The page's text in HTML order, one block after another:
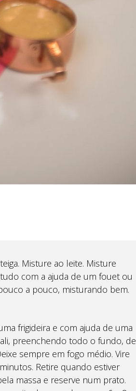
Misture ao leite. Misture
com a ajuda de um fouet ou
a pouco, misturando bem.
frigideira e com ajuda de uma
preenchendo todo o fundo, de
sempre em fogo médio. Vire
Retire quando estiver
massa e reserve num prato.